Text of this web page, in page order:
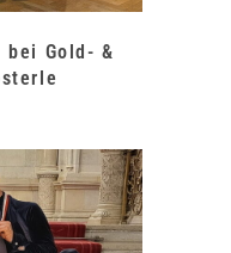
bei Gold- &